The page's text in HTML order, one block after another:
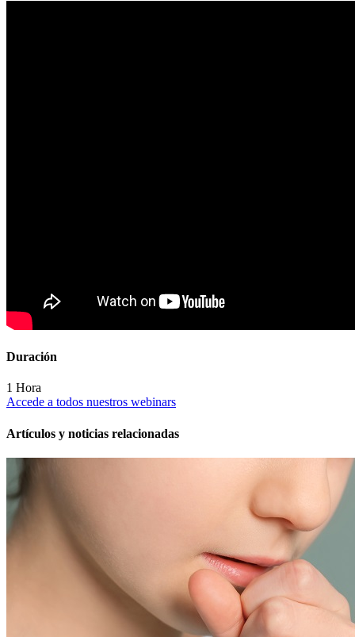
Duración
1 Hora
Accede a todos nuestros webinars
Artículos y noticias relacionadas